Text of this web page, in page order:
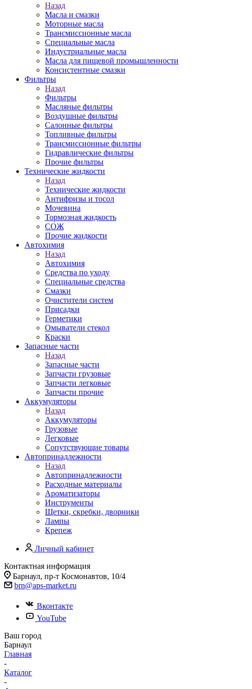
Назад
Масла и смазки
Моторные масла
Трансмиссионные масла
Специальные масла
Индустриальные масла
Масла для пищевой промышленности
Консистентные смазки
Фильтры
Назад
Фильтры
Масляные фильтры
Воздушные фильтры
Салонные фильтры
Топливные фильтры
Трансмиссионные фильтры
Гидравлические фильтры
Прочие фильтры
Технические жидкости
Назад
Технические жидкости
Антифризы и тосол
Мочевина
Тормозная жидкость
СОЖ
Прочие жидкости
Автохимия
Назад
Автохимия
Средства по уходу
Специальные средства
Смазки
Очистители систем
Присадки
Герметики
Омыватели стекол
Краски
Запасные части
Назад
Запасные части
Запчасти грузовые
Запчасти легковые
Запчасти прочие
Аккумуляторы
Назад
Аккумуляторы
Грузовые
Легковые
Сопутствующие товары
Автопринадлежности
Назад
Автопринадлежности
Расходные материалы
Ароматизаторы
Инструменты
Щетки, скребки, дворники
Лампы
Крепеж
Личный кабинет
Контактная информация
Барнаул, пр-т Космонавтов, 10/4
brn@aps-market.ru
Вконтакте
YouTube
Ваш город
Барнаул
Главная
-
Каталог
-